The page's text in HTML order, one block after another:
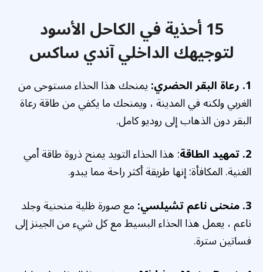
15 أحذية في الكاحل الأسود
لتوجيهك الداخلي آندي ساكس
1. رعاة البقر الحضري: يمنحك هذا الحذاء مستوحى من
الغربي ولكنه في المدينة ، ويمنحك ما يكفي من طاقة رعاة
البقر دون الذهاب إلى روديو كامل.
2. تمهيد الطاقة
: هذا الحذاء التويد يمنح ذروة طاقة أمي
الغنية. المكافأة: إنها طريقة أكثر راحة مما يبدو.
3. منحنى ناعم تشيلسي:
مع صورة ظلية منحنية وجلد
ناعم ، يعمل هذا الحذاء البسيط مع كل شيء من الجينز إلى
فساتين سترة.